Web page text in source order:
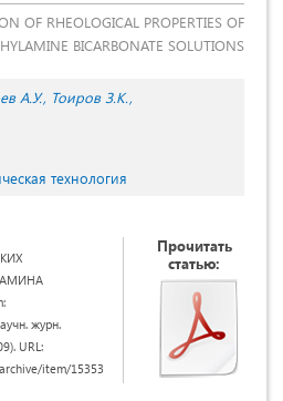
OF RHEOLOGICAL PROPERTIES OF
BICARBONATE SOLUTIONS
А.У. Тоиров З.К.
технология
журн.
URL:
item/15353
Прочитать
статью: